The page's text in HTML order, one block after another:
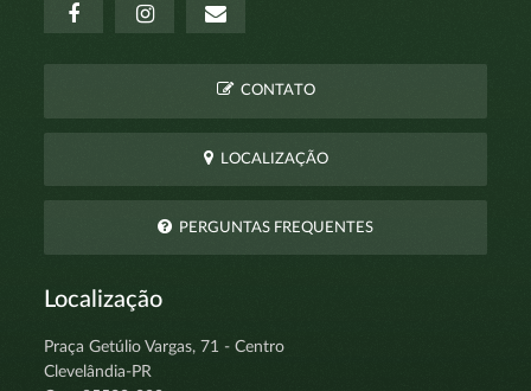
CONTATO
LOCALIZAÇÃO
PERGUNTAS FREQUENTES
Localização
Praça Getúlio Vargas, 71 - Centro
Clevelândia-PR